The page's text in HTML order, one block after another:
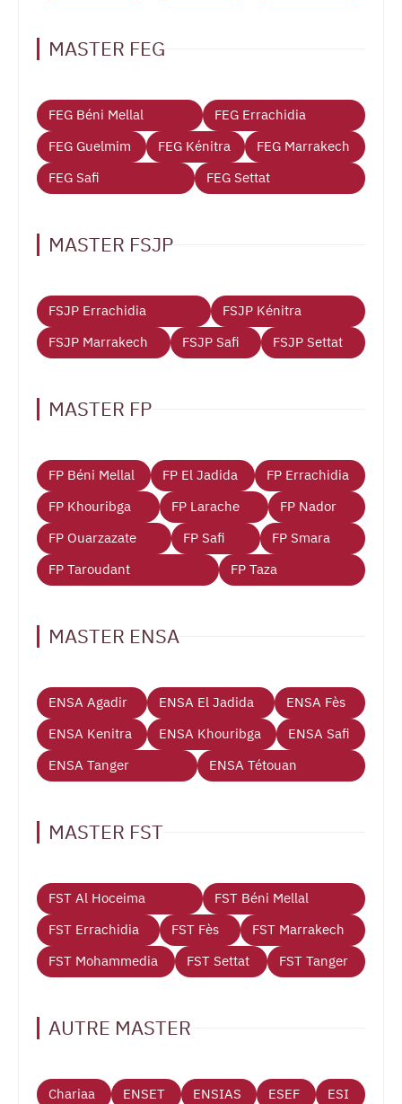
MASTER FEG
FEG Béni Mellal
FEG Errachidia
FEG Guelmim
FEG Kénitra
FEG Marrakech
FEG Safi
FEG Settat
MASTER FSJP
FSJP Errachidia
FSJP Kénitra
FSJP Marrakech
FSJP Safi FSJP Settat
MASTER FP
FP Béni Mellal FP El Jadida
FP Errachidia
FP Khouribga
FP Larache
FP Nador
FP Ouarzazate
FP Safi
FP Smara
FP Taroudant
FP Taza
MASTER ENSA
ENSA Agadir ENSA El Jadida
ENSA Fès
ENSA Kenitra
ENSA Khouribga
ENSA Safi
ENSA Tanger
ENSA Tétouan
MASTER FST
FST Al Hoceima
FST Béni Mellal
FST Errachidia
FST Fès
FST Marrakech
FST Mohammedia
FST Settat FST Tanger
AUTRE MASTER
Chariaa ENSET ENSIAS ESEF ESI